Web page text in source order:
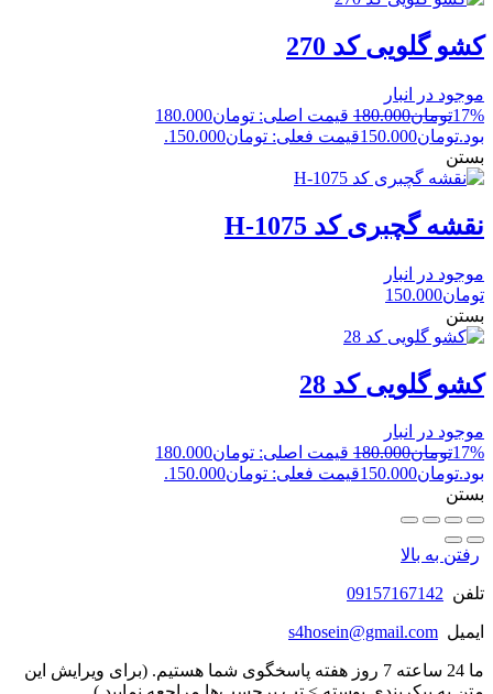
کشو گلویی کد 270
موجود در انبار
17%تومان180.000
قیمت اصلی: تومان180.000
بود.تومان150.000قیمت فعلی: تومان150.000.
بستن
نقشه گچبری کد H-1075
موجود در انبار
تومان150.000
بستن
کشو گلویی کد 28
موجود در انبار
17%تومان180.000
قیمت اصلی: تومان180.000
بود.تومان150.000قیمت فعلی: تومان150.000.
بستن
رفتن به بالا
تلفن 09157167142
ایمیل s4hosein@gmail.com
ما 24 ساعته 7 روز هفته پاسخگوی شما هستیم. (برای ویرایش این